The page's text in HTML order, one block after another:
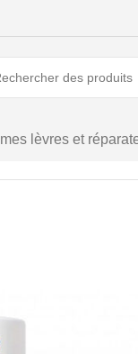
lèvres et